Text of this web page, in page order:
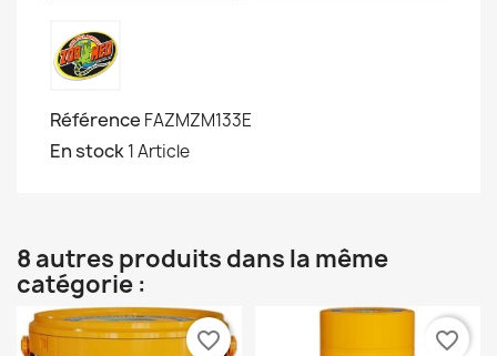
Référence FAZMZM133E
En stock1 Article
8 autres produits dans la même
catégorie :
favorite_border favorite_border